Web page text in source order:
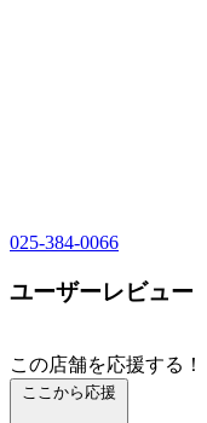
025-384-0066
ユーザーレビュー
この店舗を応援する！
ここから応援